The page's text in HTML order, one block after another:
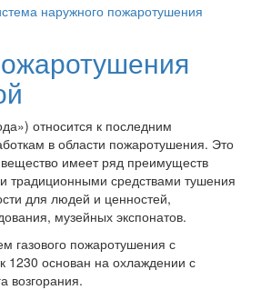
наружного пожаротушения
относится к последним
в области пожаротушения. Это
имеет ряд преимуществ
традиционными средствами тушения
для людей и ценностей,
музейных экспонатов.
газового пожаротушения с
1230 основан на охлаждении с
возгорания.